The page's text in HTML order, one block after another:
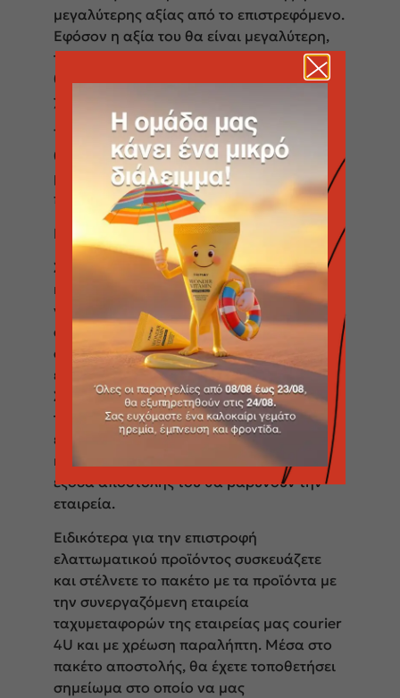
μεγαλύτερης αξίας από το επιστρεφόμενο.
Εφόσον η αξία του θα είναι μεγαλύτερη,
το προϊόν θα αποστέλλεται αφού πρώτα
θα έχει καταβληθεί από τον επισκέπτη –
χρήστη η χρηματική διαφορά.
Τα έξοδα για την αποστολή του προϊόντος
θα επιβαρύνουν τον πελάτη, εκτός και εάν
μετά την αλλαγή του προϊόντος η
παραγγελία υπερβαίνει το ποσό των 60€.
ΕΛΑΤTΩΜΑΤΙΚΑ ΠΡΟΙΟΝΤΑ
Σε περίπτωση ελαττωματικού προϊόντος,
κάθε αλλαγή και επιστροφή του μπορεί να
γίνει εντός 15 ημερών από την ημερομηνία
αγοράς προσκομίζοντας και την απόδειξη
αγοράς. Το προϊόν θα πρέπει να
επιστραφεί μαζί με τη συσκευασία του.
Στην περίπτωση ελαττωματικού προϊόντος
το προϊόν θα αντικαθίσταται με ίδιο,
εφόσον το ελάττωμα δεν προέρχεται από
κακή χρήση του από τον αγοραστή, τα δε
έξοδα αποστολής του θα βαρύνουν την
εταιρεία.
Ειδικότερα για την επιστροφή
ελαττωματικού προϊόντος συσκευάζετε
και στέλνετε το πακέτο με τα προϊόντα με
την συνεργαζόμενη εταιρεία
ταχυμεταφορών της εταιρείας μας courier
4U και με χρέωση παραλήπτη. Μέσα στο
πακέτο αποστολής, θα έχετε τοποθετήσει
σημείωμα στο οποίο να μας